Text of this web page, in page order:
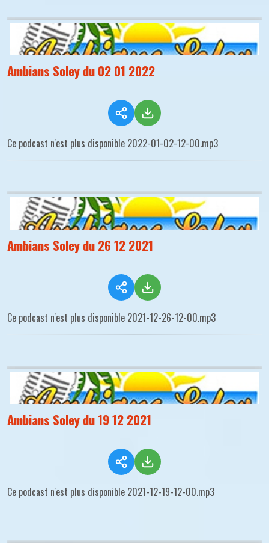
Ambians Soley du 02 01 2022
Ce podcast n'est plus disponible 2022-01-02-12-00.mp3
Ambians Soley du 26 12 2021
Ce podcast n'est plus disponible 2021-12-26-12-00.mp3
Ambians Soley du 19 12 2021
Ce podcast n'est plus disponible 2021-12-19-12-00.mp3